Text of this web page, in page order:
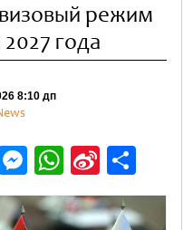
режим
года
8:10 дп
Messenger
WhatsApp
Sina
Weibo